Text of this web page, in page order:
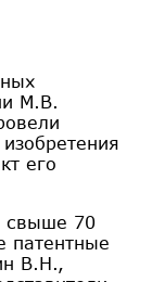
М.В.
его
свыше 70
патентные
В.Н.,